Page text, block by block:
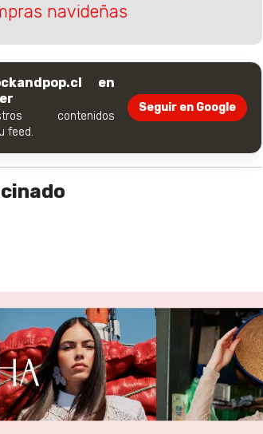
navideñas
en
contenidos
feed.
Seguir en Google